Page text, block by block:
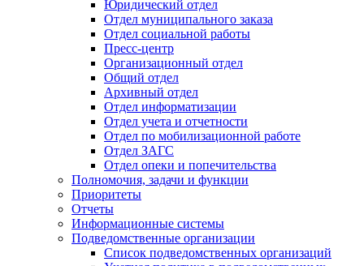
Юридический отдел
Отдел муниципального заказа
Отдел социальной работы
Пресс-центр
Организационный отдел
Общий отдел
Архивный отдел
Отдел информатизации
Отдел учета и отчетности
Отдел по мобилизационной работе
Отдел ЗАГС
Отдел опеки и попечительства
Полномочия, задачи и функции
Приоритеты
Отчеты
Информационные системы
Подведомственные организации
Список подведомственных организаций